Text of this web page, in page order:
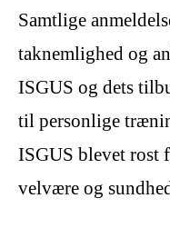
Samtlige
taknemlighed og
ISGUS og dets
til personlige
ISGUS blevet rost
velvære og